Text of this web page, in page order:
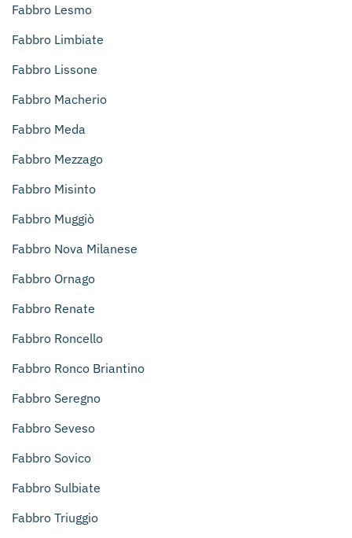
Fabbro Lesmo
Fabbro Limbiate
Fabbro Lissone
Fabbro Macherio
Fabbro Meda
Fabbro Mezzago
Fabbro Misinto
Fabbro Muggiò
Fabbro Nova Milanese
Fabbro Ornago
Fabbro Renate
Fabbro Roncello
Fabbro Ronco Briantino
Fabbro Seregno
Fabbro Seveso
Fabbro Sovico
Fabbro Sulbiate
Fabbro Triuggio